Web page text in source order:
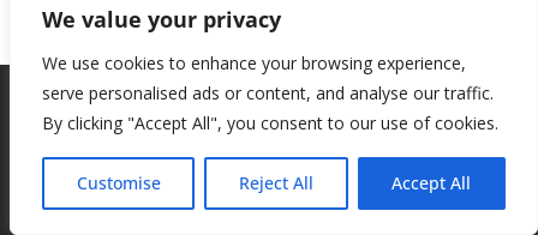
We value your privacy
We use cookies to enhance your browsing experience,
serve personalised ads or content, and analyse our traffic.
By clicking "Accept All", you consent to our use of cookies.
Customise Reject All Accept All
Theme:ColorMag by ThemeGrill. Powered byWordPress